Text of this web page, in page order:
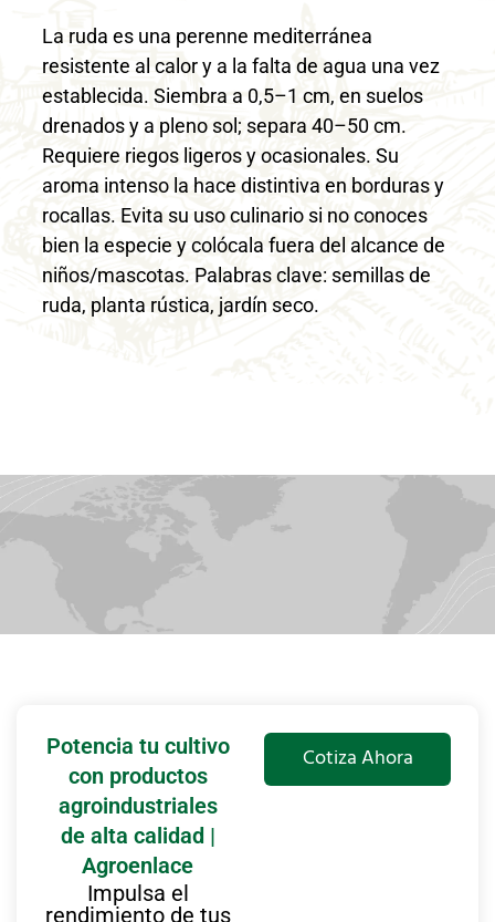
La ruda es una perenne mediterránea
resistente al calor y a la falta de agua una vez
establecida. Siembra a 0,5–1 cm, en suelos
drenados y a pleno sol; separa 40–50 cm.
Requiere riegos ligeros y ocasionales. Su
aroma intenso la hace distintiva en borduras y
rocallas. Evita su uso culinario si no conoces
bien la especie y colócala fuera del alcance de
niños/mascotas. Palabras clave: semillas de
ruda, planta rústica, jardín seco.
Potencia tu cultivo
con productos
agroindustriales
de alta calidad |
Agroenlace
Impulsa el
rendimiento de tus
Cotiza Ahora